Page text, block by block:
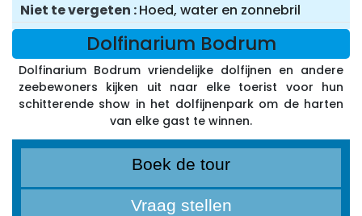
Niet te vergeten Hoed, water en zonnebril
Dolfinarium Bodrum
Dolfinarium Bodrum vriendelijke dolfijnen en andere
zeebewoners kijken uit naar elke toerist voor hun
schitterende show in het dolfijnenpark om de harten
van elke gast te winnen.
Boek de tour
Vraag stellen